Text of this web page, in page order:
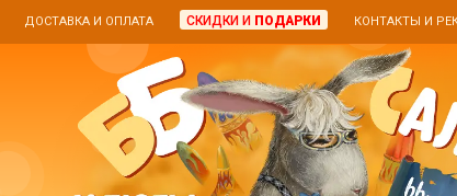
ДОСТАВКА И ОПЛАТА СКИДКИ И ПОДАРКИ КОНТАКТЫ И